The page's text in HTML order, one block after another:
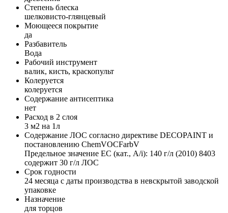
Степень блеска
шелковисто-глянцевый
Моющееся покрытие
да
Разбавитель
Вода
Рабочий инструмент
валик, кисть, краскопульт
Колеруется
колеруется
Содержание антисептика
нет
Расход в 2 слоя
3 м2 на 1л
Содержание ЛОС согласно директиве DECOPAINT и
постановлению ChemVOCFarbV
Предельное значение ЕС (кат., A/i): 140 г/л (2010) 8403
содержит 30 г/л ЛОС
Срок годности
24 месяца с даты производства в невскрытой заводской
упаковке
Назначение
для торцов